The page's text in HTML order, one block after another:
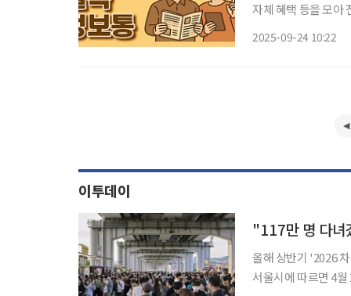
자체 혜택 등을 모아 전달 드립니다. 최대 30% 할인!
2025-09-24 10:22
이투데이
"117만 명 다녀
올해 상반기 '2026 차
서울시에 따르면 4